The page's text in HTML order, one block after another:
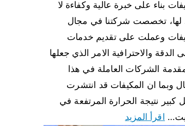
بناء على خبرة عالية وكفاءة لا
لها، تخصصت شركتنا في مجال
وعملت على تقديم خدمات
الدقة والاحترافية الامر الذي جعلها
الشركات العاملة في هذا
وبما ان المكيفات قد انتشرت
كبير نتيجة الحرارة المرتفعة في
اقرأ المزيد